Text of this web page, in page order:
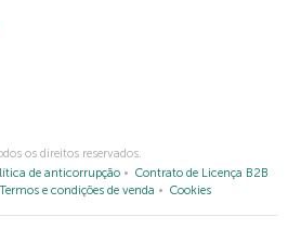
os direitos reservados.
de anticorrupção
Contrato de Licença B2B
Termos e condições de venda Cookies